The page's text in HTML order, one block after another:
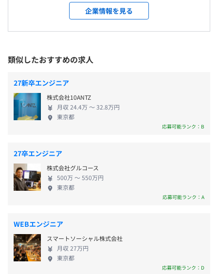
現在エンジニアは60名弱。平均年齢は30代です。
インターンのため、なし
インターンのため、なし
雇用関係なし
メンター制度の有無
キャリアコンサルティング制度の有無及びその内容
社内検定等の制度の有無及びその内容
会社が認定した資格を取得した際に、受験料の補助や祝い
金(一部資格のみ)を支給する制度
14.0時間
役員及び管理的地位にある者に占める女性の割合
役員0.0%
管理職21.0%
◆LOWYA-国内向け家具Eコマース事業- インターネッ
ト上に家具・インテリアショップを複数サイト展開
しています。 自社で企画した家具・インテリア等を
webページの制作、販売促進・広告宣伝を通じてお
客様のもとへお届けいたします。 家具をインターネ
ットを通して販売するだけでなく、IT技術を使って
流通（買い方）に変革を起こします。 ■お客様の満
足と感動をかなえる唯一のEコマース企業へ 当社は、
2004年にEコマースで家具インテリア商品の販売を始
め、2015年から世界へ向けてグローバルECプラット
ス市場をマーケット分析・数値分析をおこないなが
ら、日々新たなサービスの開拓をおこなっています。
創業当時はたった2名でスタートしたベガコーポレー
ションも創立から22年目を迎え、従業員数は300名を
超え、 今後は、創業当初のスピリッツをより意識
て、研究開発などをおこないながら、日本から世界
に向けて挑戦していきます。 ■チャンスをつくりだ
すことができるのは、成長企業ならでは！ IT技術が
日々進化し、新たなデバイスが登場してきている現
在、Eコマース企業は売上や会社規模を年々拡大して
企業情報を見る
類似したおすすめの求人
27新卒エンジニア
株式会社10ANTZ
月収 24.4万 〜 32.8万円
東京都
応募可能ランク：B
27卒エンジニア
株式会社グルコース
500万 〜 550万円
東京都
応募可能ランク：A
WEBエンジニア
スマートソーシャル株式会社
月収 27万円
東京都
応募可能ランク：D